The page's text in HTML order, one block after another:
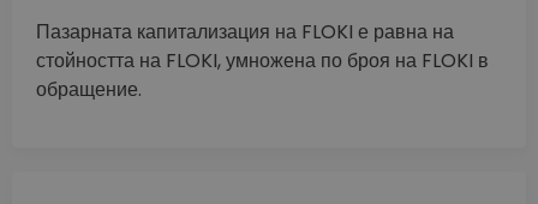
Пазарната капитализация на FLOKI е равна на
стойността на FLOKI, умножена по броя на FLOKI в
обращение.